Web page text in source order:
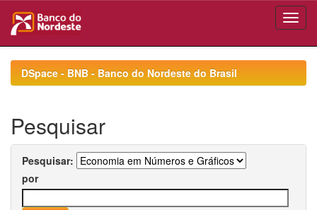
navigationDSpace - BNB - Banco do Nordeste do Brasil
Pesquisar
Pesquisar:
por